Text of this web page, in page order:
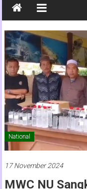
Jawa
Timur
Media
Online
Jawa
Timur
National
17 November 2024
MWC NU